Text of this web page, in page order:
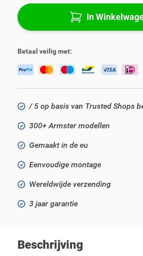
In
Betaal veilig met:
/ 5 op basis van Trusted Shops
300+ Armster modellen
Gemaakt in de eu
Eenvoudige montage
Wereldwijde verzending
3 jaar garantie
Beschrijving